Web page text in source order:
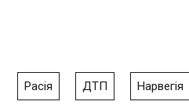
Расія ДТП Нарвегія